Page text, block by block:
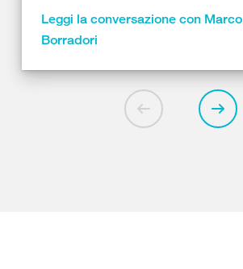
Leggi la conversazione con Marco
Borradori